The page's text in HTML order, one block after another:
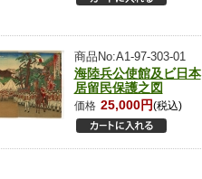
商品No:A1-97-303-01
海陸兵公使館及ビ日本
居留民保護之図
価格 25,000円(税込)